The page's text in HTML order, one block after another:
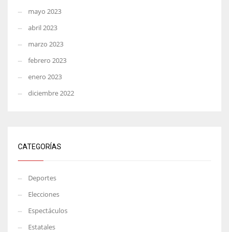
mayo 2023
abril 2023
marzo 2023
febrero 2023
enero 2023
diciembre 2022
CATEGORÍAS
Deportes
Elecciones
Espectáculos
Estatales